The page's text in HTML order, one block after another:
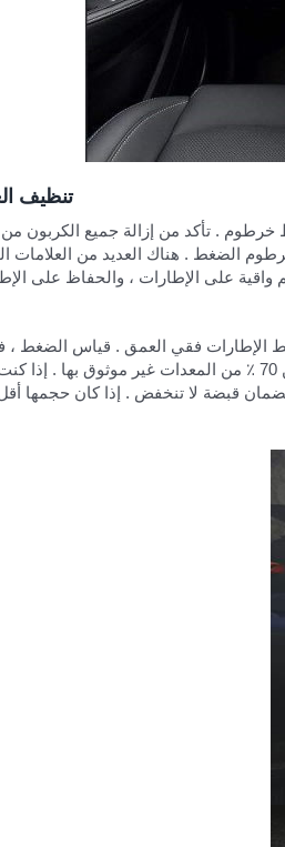
تنظيف
خرطوم . تأكد من إزالة جميع الكربون
الضغط . هناك العديد من العلامات
واقية على الإطارات ، والحفاظ على
الإطارات فقي العمق . قياس الضغط ،
موثوق بها قياس الضغط . محطة الغاز متر يمكن استخدامها في حالات الطوارئ ، ولكن أكثر من 70 ٪ من